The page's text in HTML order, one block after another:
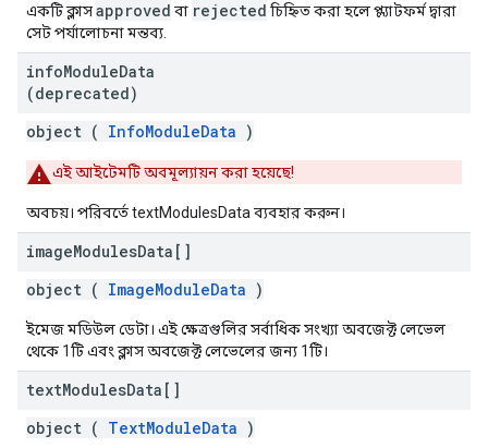
একটি ক্লাসapproved বা rejected চিহ্নিত করা হলে প্ল্যাটফর্ম দ্বারা
সেট পর্যালোচনা মন্তব্য.
infoModuleData
(deprecated)
object ( InfoModuleData )
এই আইটেমটি অবমূল্যায়ন করা হয়েছে!
অবচয়। পরিবর্তে textModulesData ব্যবহার করুন।
imageModulesData[]
object ( ImageModuleData )
ইমেজ মডিউল ডেটা। এই ক্ষেত্রগুলির সর্বাধিক সংখ্যা অবজেক্ট লেভেল
থেকে 1টি এবং ক্লাস অবজেক্ট লেভেলের জন্য 1টি।
textModulesData[]
object ( TextModuleData )